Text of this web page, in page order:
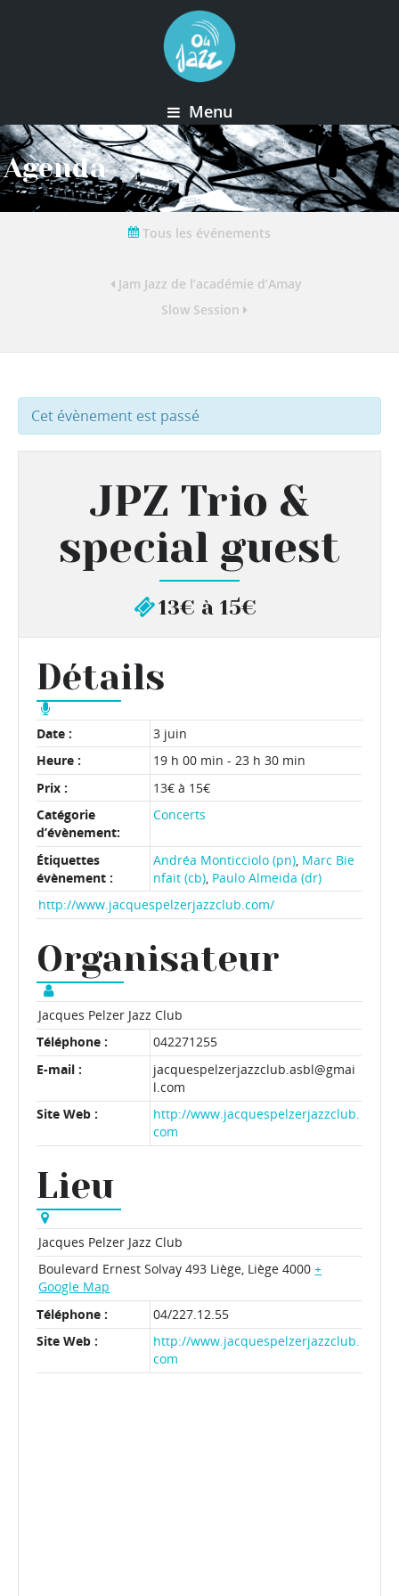
Menu
Agenda
Tous les événements
Jam Jazz de l’académie d’Amay
Slow Session
Cet évènement est passé
JPZ Trio &
special guest
13€ à 15€
Détails
Date :
3 juin
Heure :
19 h 00 min - 23 h 30 min
Prix :
13€ à 15€
Catégorie
d’évènement:
Concerts
Étiquettes
évènement :
Andréa Monticciolo (pn) Marc Bie
nfait (cb) Paulo Almeida (dr)
http://www.jacquespelzerjazzclub.com/
Organisateur
Jacques Pelzer Jazz Club
Téléphone :
042271255
E-mail :
jacquespelzerjazzclub.asbl@gmai
l.com
Site Web :
http://www.jacquespelzerjazzclub.
com
Lieu
Jacques Pelzer Jazz Club
Boulevard Ernest Solvay 493 Liège, Liège 4000 +
Google Map
Téléphone :
04/227.12.55
Site Web :
http://www.jacquespelzerjazzclub.
com